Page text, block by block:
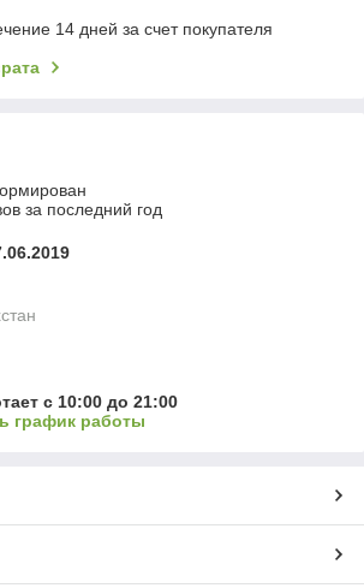
14 дней за счет покупателя
за последний год
с 10:00 до 21:00
график работы